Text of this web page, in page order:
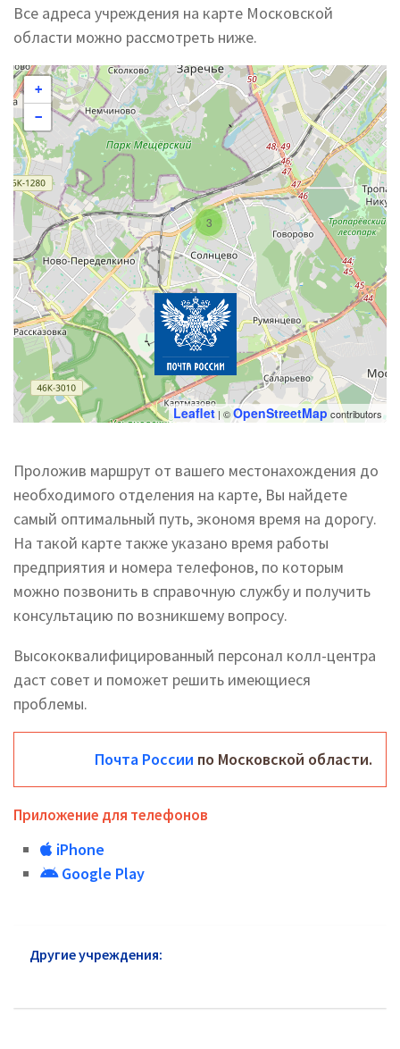
Все адреса учреждения на карте Московской
области можно рассмотреть ниже.
3
+
−
Leaflet | ©OpenStreetMap contributors
Проложив маршрут от вашего местонахождения до
необходимого отделения на карте, Вы найдете
самый оптимальный путь, экономя время на дорогу.
На такой карте также указано время работы
предприятия и номера телефонов, по которым
можно позвонить в справочную службу и получить
консультацию по возникшему вопросу.
Высококвалифицированный персонал колл-центра
даст совет и поможет решить имеющиеся
проблемы.
Почта России по Московской области.
Приложение для телефонов
iPhone
Google Play
Другие учреждения: